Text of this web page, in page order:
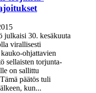
julkaisi 30. kesäkuuta
virallisesti
ohjattavien
sellaisten torjunta-
on sallittu
päätös tuli
kun...